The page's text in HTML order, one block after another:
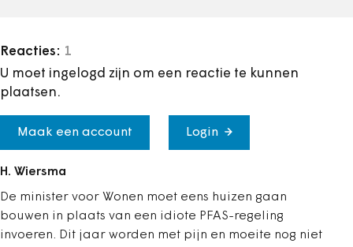
Reacties: 1
U moet ingelogd zijn om een reactie te kunnen
plaatsen.
Maak een account Login
H. Wiersma
De minister voor Wonen moet eens huizen gaan
bouwen in plaats van een idiote PFAS-regeling
invoeren. Dit jaar worden met pijn en moeite nog niet